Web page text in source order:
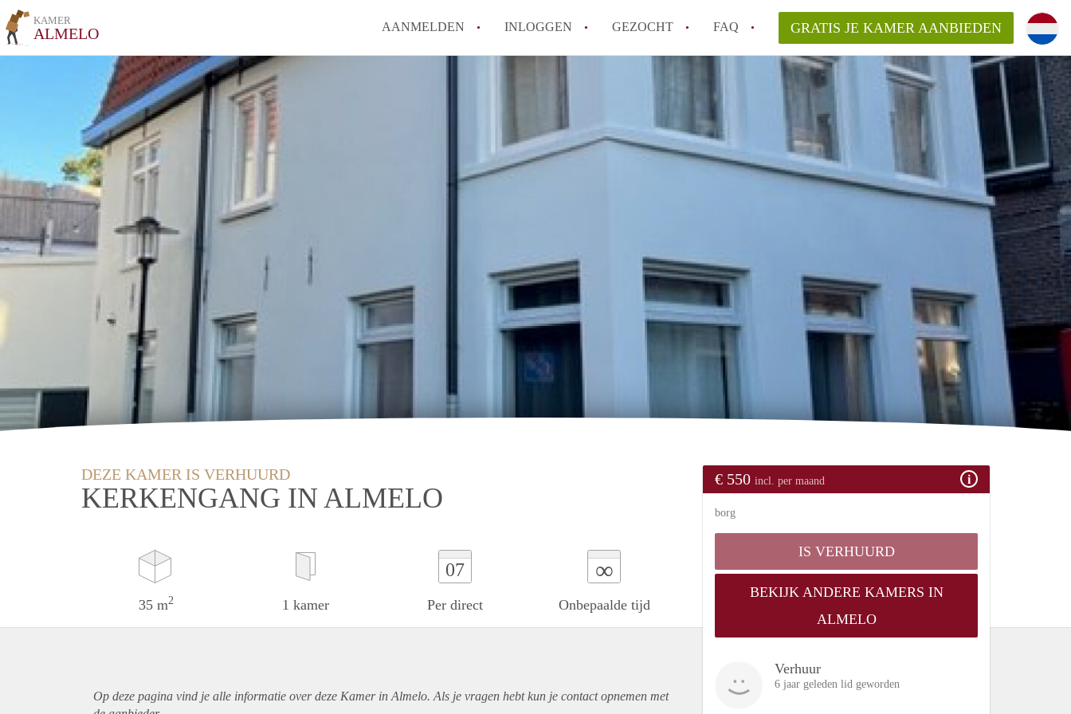
KAMER
ALMELO AANMELDEN INLOGGEN GEZOCHT FAQ
Hoeveel kost het om te reageren op een Kamer in Almelo?
Waar kan ik opletten tijdens een bezichtiging van een Kamer in Almelo?
Werkt KamerAlmelo met wachtlijsten?
GRATIS JE KAMER AANBIEDEN
DEZE KAMER IS VERHUURD
KERKENGANG IN ALMELO
35 m2 1 kamer
07
Per direct
∞
Onbepaalde tijd
€ 550 incl. per maand
borg
IS VERHUURD
BEKIJK ANDERE KAMERS IN
ALMELO
Verhuur
6 jaar geleden lid geworden
Op deze pagina vind je alle informatie over deze Kamer in Almelo. Als je vragen hebt kun je contact opnemen met